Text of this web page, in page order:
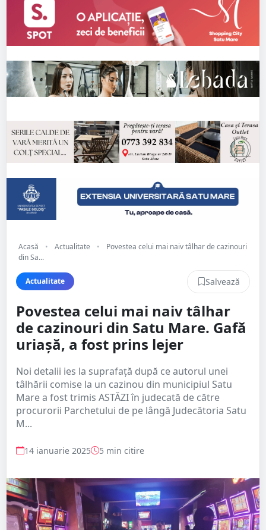
Acasă • Actualitate •
Povestea celui mai naiv tâlhar de cazinouri
din Sa...
Actualitate Salvează
Povestea celui mai naiv tâlhar
de cazinouri din Satu Mare. Gafă
uriașă, a fost prins lejer
Noi detalii ies la suprafață după ce autorul unei
tâlhării comise la un cazinou din municipiul Satu
Mare a fost trimis ASTĂZI în judecată de către
procurorii Parchetului de pe lângă Judecătoria Satu
M...
14 ianuarie 2025 5 min citire